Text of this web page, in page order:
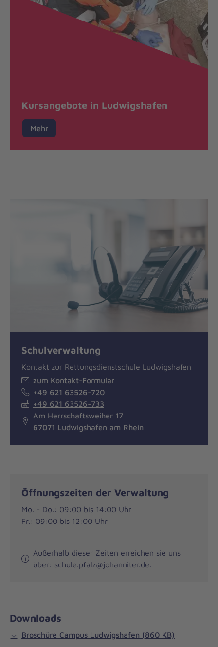
Kursangebote in Ludwigshafen
Mehr
Schulverwaltung
Kontakt zur Rettungsdienstschule Ludwigshafen
zum Kontakt-Formular
+49 621 63526-720
+49 621 63526-733
Am Herrschaftsweiher 17
67071 Ludwigshafen am Rhein
Öffnungszeiten der Verwaltung
Mo. - Do.: 09:00 bis 14:00 Uhr
Fr.: 09:00 bis 12:00 Uhr
Außerhalb dieser Zeiten erreichen sie uns
über: schule.pfalz@johanniter.de.
Downloads
Broschüre Campus Ludwigshafen (860 KB)